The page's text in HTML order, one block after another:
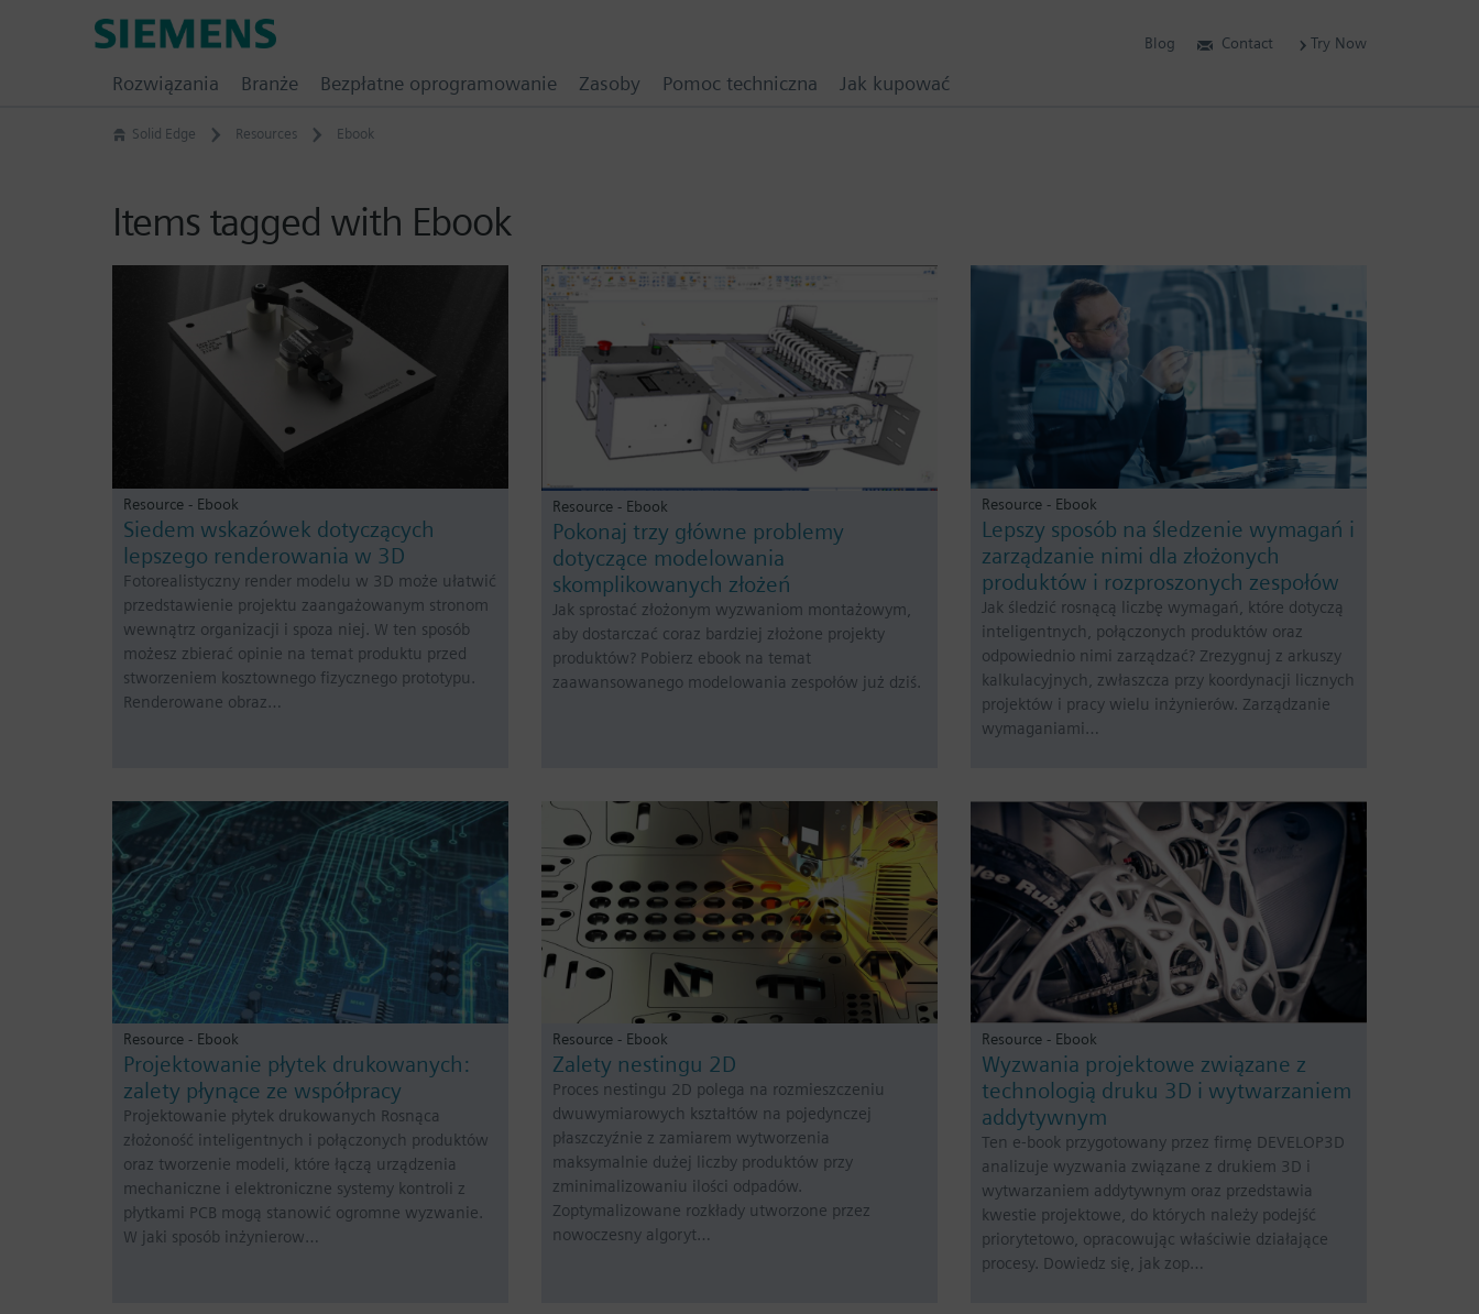
Solid Edge Resources Ebook
Items tagged with Ebook
Resource - Ebook
Siedem wskazówek dotyczących
lepszego renderowania w 3D
Fotorealistyczny render modelu w 3D może ułatwić
przedstawienie projektu zaangażowanym stronom
wewnątrz organizacji i spoza niej. W ten sposób
możesz zbierać opinie na temat produktu przed
stworzeniem kosztownego fizycznego prototypu.
Renderowane obraz…
Resource - Ebook
Pokonaj trzy główne problemy
dotyczące modelowania
skomplikowanych złożeń
Jak sprostać złożonym wyzwaniom montażowym,
aby dostarczać coraz bardziej złożone projekty
produktów? Pobierz ebook na temat
zaawansowanego modelowania zespołów już dziś.
Resource - Ebook
Lepszy sposób na śledzenie wymagań i
zarządzanie nimi dla złożonych
produktów i rozproszonych zespołów
Jak śledzić rosnącą liczbę wymagań, które dotyczą
inteligentnych, połączonych produktów oraz
odpowiednio nimi zarządzać? Zrezygnuj z arkuszy
kalkulacyjnych, zwłaszcza przy koordynacji licznych
projektów i pracy wielu inżynierów. Zarządzanie
wymaganiami…
Resource - Ebook
Projektowanie płytek drukowanych:
zalety płynące ze współpracy
Projektowanie płytek drukowanych Rosnąca
złożoność inteligentnych i połączonych produktów
oraz tworzenie modeli, które łączą urządzenia
mechaniczne i elektroniczne systemy kontroli z
płytkami PCB mogą stanowić ogromne wyzwanie.
W jaki sposób inżynierow…
Resource - Ebook
Zalety nestingu 2D
Proces nestingu 2D polega na rozmieszczeniu
dwuwymiarowych kształtów na pojedynczej
płaszczyźnie z zamiarem wytworzenia
maksymalnie dużej liczby produktów przy
zminimalizowaniu ilości odpadów.
Zoptymalizowane rozkłady utworzone przez
nowoczesny algoryt…
Resource - Ebook
Wyzwania projektowe związane z
technologią druku 3D i wytwarzaniem
addytywnym
Ten e-book przygotowany przez firmę DEVELOP3D
analizuje wyzwania związane z drukiem 3D i
wytwarzaniem addytywnym oraz przedstawia
kwestie projektowe, do których należy podejść
priorytetowo, opracowując właściwie działające
procesy. Dowiedz się, jak zop…
Blog Contact Try Now
Rozwiązania Branże Bezpłatne oprogramowanie Zasoby Pomoc techniczna Jak kupować